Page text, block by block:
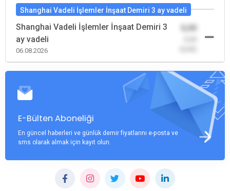
Shanghai Vadeli İşlemler İnşaat Demiri 3 ay vadeli
Shanghai Vadeli İşlemler İnşaat Demiri 3
ay vadeli
06.08.2026
E-Bülten Aboneliği
En güncel haberleri ve günlük demir fiyatlarını e-posta ve
sms olarak almak için kayıt olun.